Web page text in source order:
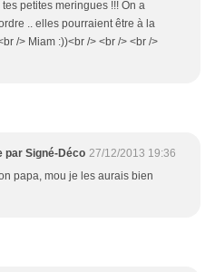
petites meringues !!! On a
.. elles pourraient être à la
/> Miam :))<br /> <br /> <br />
par Signé-Déco 27/12/2013 19:36
papa, mou je les aurais bien